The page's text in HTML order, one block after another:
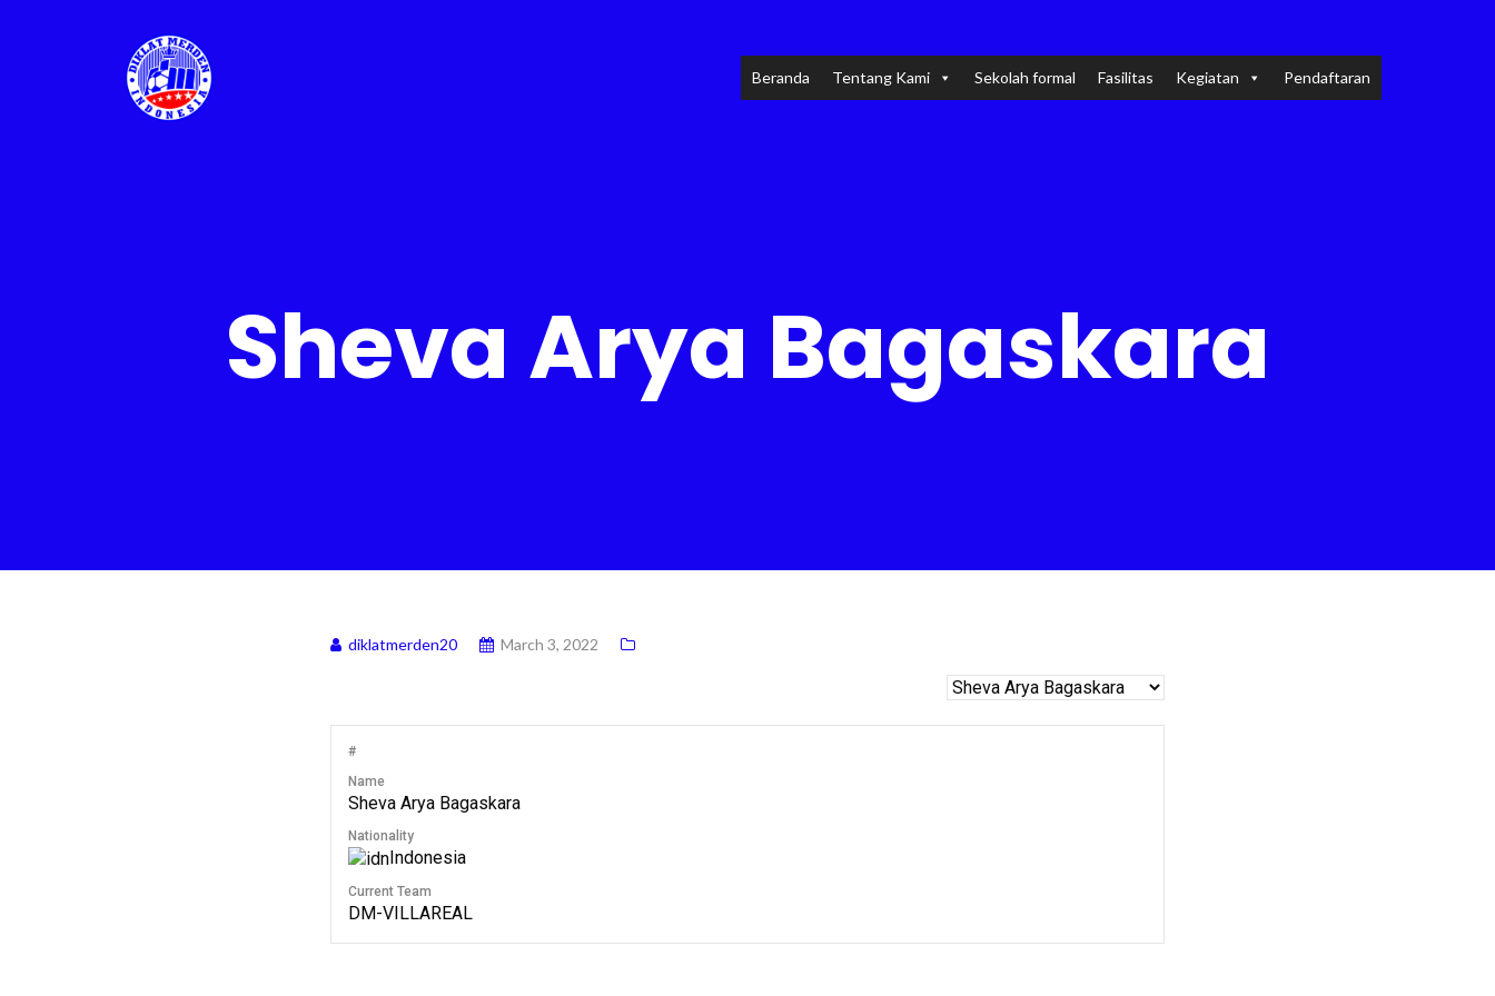
Beranda Tentang Kami Sekolah formal Fasilitas Kegiatan Pendaftaran
Sheva Arya Bagaskara
diklatmerden20 March 3, 2022
#
Name
Sheva Arya Bagaskara
Nationality
Indonesia
Current Team
DM-VILLAREAL